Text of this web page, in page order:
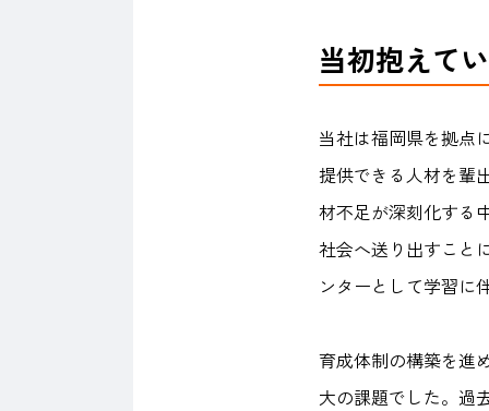
当初抱えて
当社は福岡県を拠点
提供できる人材を輩
材不足が深刻化する
社会へ送り出すこと
ンターとして学習に
育成体制の構築を進
大の課題でした。過